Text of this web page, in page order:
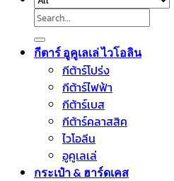
Search
for:
กีตาร์ อูคูเลเล่ ไวโอลิน
กีต้าร์โปร่ง
กีต้าร์ไฟฟ้า
กีต้าร์เบส
กีต้าร์คลาสสิค
ไวโอลีน
อูคูเลเล่
กระเป๋า & ฮาร์ดเคส